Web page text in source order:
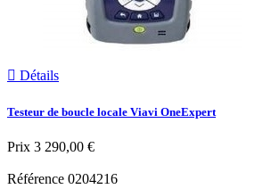
 Détails
Testeur de boucle locale Viavi OneExpert
Prix 3 290,00 €
Référence 0204216